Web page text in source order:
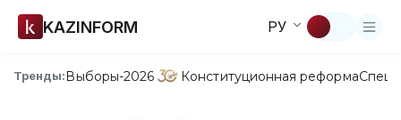
KAZINFORM РУ
Тренды:Выборы-2026 Конституционная реформа